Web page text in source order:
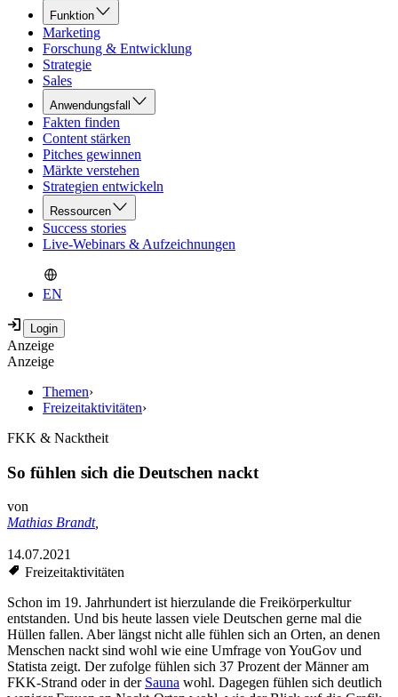
Funktion
Marketing
Forschung & Entwicklung
Strategie
Sales
Anwendungsfall
Fakten finden
Content stärken
Pitches gewinnen
Märkte verstehen
Strategien entwickeln
Ressourcen
Success stories
Live-Webinars & Aufzeichnungen
EN
Anzeige
Anzeige
Themen›
Freizeitaktivitäten›
FKK & Nacktheit
So fühlen sich die Deutschen nackt
von
Mathias Brandt,
14.07.2021
Freizeitaktivitäten
Schon im 19. Jahrhundert ist hierzulande die Freikörperkultur
entstanden. Und bis heute lassen viele Deutschen gerne mal die
Hüllen fallen. Aber längst nicht alle fühlen sich an Orten, an denen
Menschen nackt sind wohl wie eine Umfrage von YouGov und
Statista zeigt. Der zufolge fühlen sich 37 Prozent der Männer am
FKK-Strand oder in der Sauna wohl. Dagegen fühlen sich deutlich